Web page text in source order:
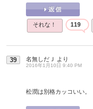
それな！ 119
39 名無しだＪ より
2016年1月10日 9:40 PM
松潤は別格カッコいい。